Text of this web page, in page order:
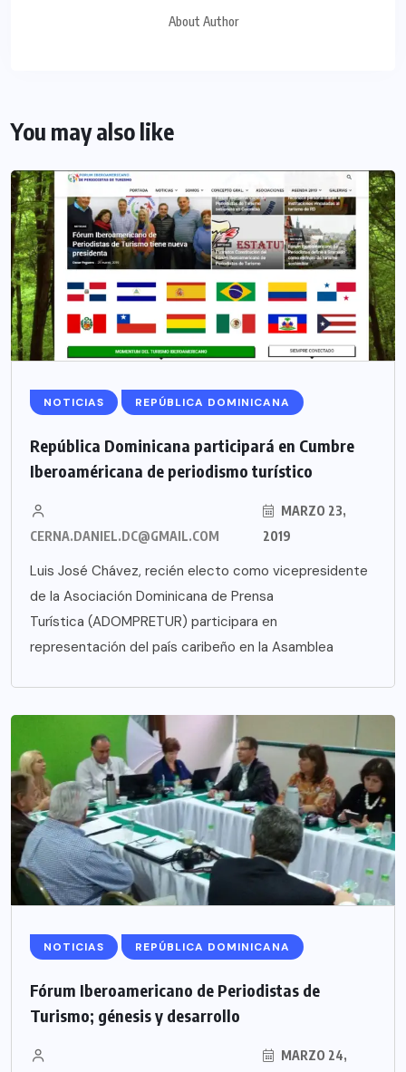
About Author
You may also like
NOTICIAS REPÚBLICA DOMINICANA
República Dominicana participará en Cumbre
Iberoaméricana de periodismo turístico
CERNA.DANIEL.DC@GMAIL.COM
MARZO 23,
2019
Luis José Chávez, recién electo como vicepresidente
de la Asociación Dominicana de Prensa
Turística (ADOMPRETUR) participara en
representación del país caribeño en la Asamblea
NOTICIAS REPÚBLICA DOMINICANA
Fórum Iberoamericano de Periodistas de
Turismo; génesis y desarrollo
MARZO 24,